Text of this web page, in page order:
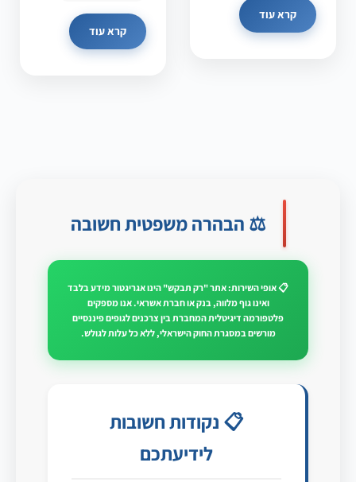
קרא עוד
קרא עוד
⚖️ הבהרה משפטית חשובה
📋 אופי השירות: אתר "רק תבקש" הינו אגריגטור מידע בלבד
ואינו גוף מלווה, בנק או חברת אשראי. אנו מספקים
פלטפורמה דיגיטלית המחברת בין צרכנים לגופים פיננסיים
מורשים במסגרת החוק הישראלי, ללא כל עלות לגולש.
📋 נקודות חשובות
לידיעתכם